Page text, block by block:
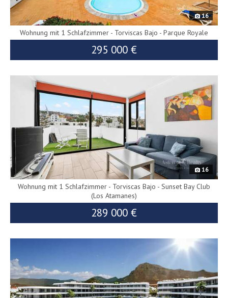
16
Wohnung mit 1 Schlafzimmer - Torviscas Bajo - Parque Royale
295 000 €
16
Wohnung mit 1 Schlafzimmer - Torviscas Bajo - Sunset Bay Club
(Los Atamanes)
289 000 €